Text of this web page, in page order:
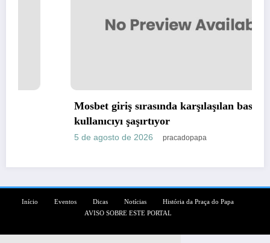
Mosbet giriş sırasında karşılaşılan basitlik
kullanıcıyı şaşırtıyor
5 de agosto de 2026 pracadopapa
Início Eventos Dicas Notícias
História da Praça do Papa
AVISO SOBRE ESTE PORTAL